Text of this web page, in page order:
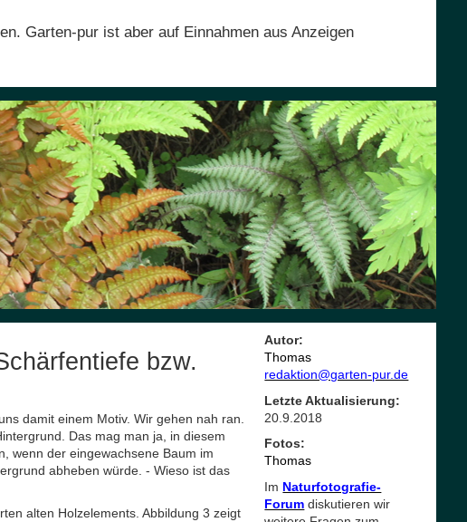
Garten-pur ist aber auf Einnahmen aus Anzeigen
bzw.
damit einem Motiv. Wir gehen nah ran.
Das mag man ja, in diesem
wenn der eingewachsene Baum im
abheben würde. - Wieso ist das
alten Holzelements. Abbildung 3 zeigt
Autor:
Thomas
redaktion@garten-pur.de
Letzte Aktualisierung:
20.9.2018
Fotos:
Thomas
Im Naturfotografie-
Forum diskutieren wir